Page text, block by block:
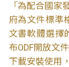
「為配合國家
府為文件標準
文書軟體選擇
布ODF開放文
下載安裝使用